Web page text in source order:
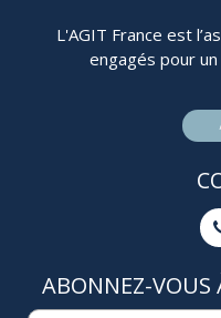
L'AGIT France est
engagés pour
ABONNEZ-VOUS